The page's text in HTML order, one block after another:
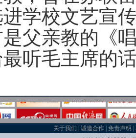
学校文艺宣
父亲教的《
最听毛主席的
关于我们 |诚邀合作 |免责声明 |